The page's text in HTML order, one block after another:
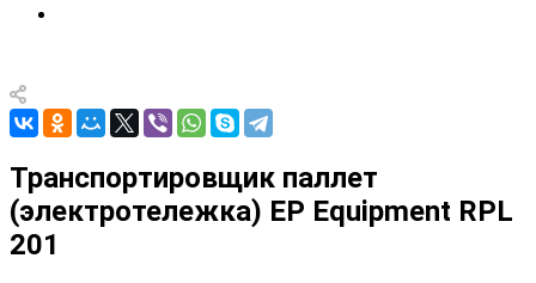
Транспортировщик паллет
(электротележка) EP Equipment RPL
201